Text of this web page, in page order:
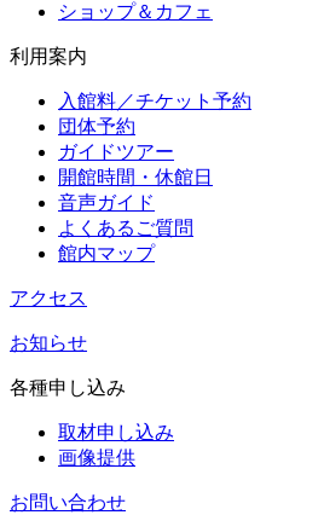
ショップ＆カフェ
利用案内
入館料／チケット予約
団体予約
ガイドツアー
開館時間・休館日
音声ガイド
よくあるご質問
館内マップ
アクセス
お知らせ
各種申し込み
取材申し込み
画像提供
お問い合わせ